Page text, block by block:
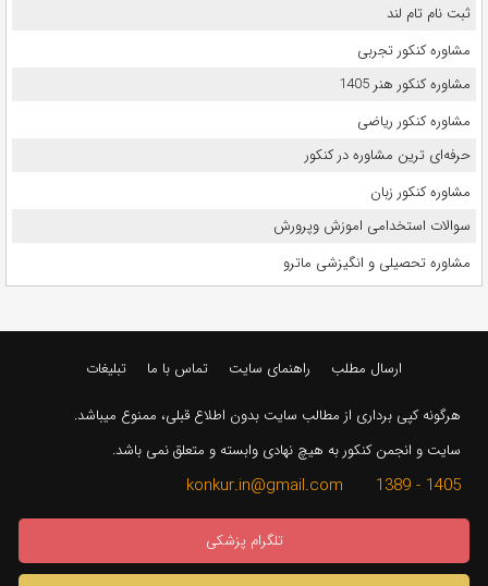
ثبت نام تام لند
مشاوره کنکور تجربی
مشاوره کنکور هنر 1405
مشاوره کنکور ریاضی
حرفه‌ای ترین مشاوره در کنکور
مشاوره کنکور زبان
سوالات استخدامی اموزش وپرورش
مشاوره تحصیلی و انگیزشی ماترو
ارسال مطلب راهنمای سایت تماس با ما تبلیغات
هرگونه کپی برداری از مطالب سایت بدون اطلاع قبلی، ممنوع میباشد.
سایت و انجمن کنکور به هیچ نهادی وابسته و متعلق نمی باشد.
1405 - 1389 konkur.in@gmail.com
تلگرام پزشکی